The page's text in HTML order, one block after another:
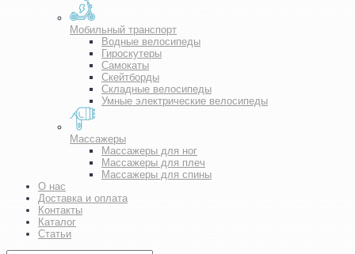
Мобильный транспорт
Водные велосипеды
Гироскутеры
Самокаты
Скейтборды
Складные велосипеды
Умные электрические велосипеды
Массажеры
Массажеры для ног
Массажеры для плеч
Массажеры для спины
О нас
Доставка и оплата
Контакты
Каталог
Статьи